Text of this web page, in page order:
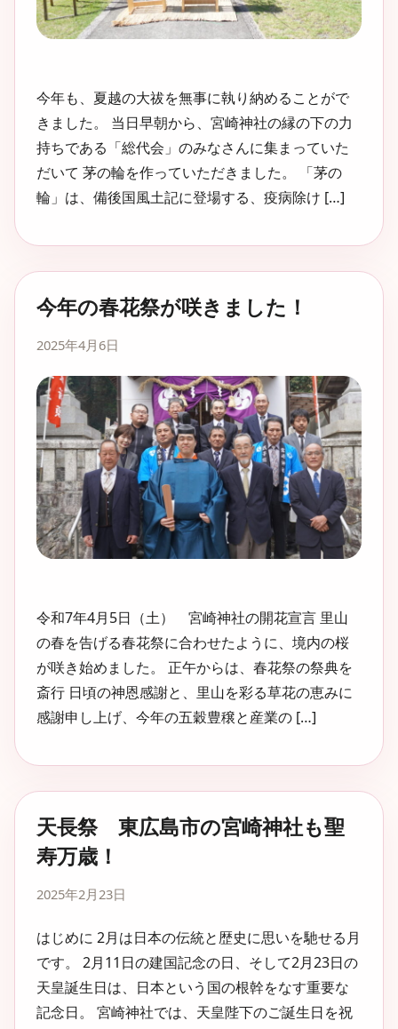
今年も、夏越の大祓を無事に執り納めることがで
きました。 当日早朝から、宮崎神社の縁の下の力
持ちである「総代会」のみなさんに集まっていた
だいて 茅の輪を作っていただきました。 「茅の
輪」は、備後国風土記に登場する、疫病除け […]
今年の春花祭が咲きました！
2025年4月6日
令和7年4月5日（土） 宮崎神社の開花宣言 里山
の春を告げる春花祭に合わせたように、境内の桜
が咲き始めました。 正午からは、春花祭の祭典を
斎行 日頃の神恩感謝と、里山を彩る草花の恵みに
感謝申し上げ、今年の五穀豊穣と産業の […]
天長祭 東広島市の宮崎神社も聖
寿万歳！
2025年2月23日
はじめに 2月は日本の伝統と歴史に思いを馳せる月
です。 2月11日の建国記念の日、そして2月23日の
天皇誕生日は、日本という国の根幹をなす重要な
記念日。 宮崎神社では、天皇陛下のご誕生日を祝